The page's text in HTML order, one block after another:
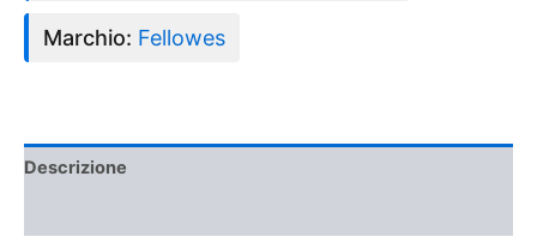
Marchio: Fellowes
Descrizione